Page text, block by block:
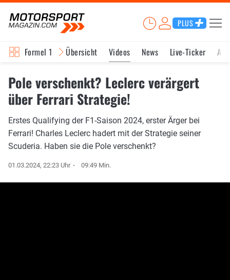
PLUS
Formel 1 Übersicht Videos News Live-Ticker
Pole verschenkt? Leclerc verärgert
über Ferrari Strategie!
Erstes Qualifying der F1-Saison 2024, erster Ärger bei
Ferrari! Charles Leclerc hadert mit der Strategie seiner
Scuderia. Haben sie die Pole verschenkt?
01.03.2024, 22:23 Uhr 09:49 Min.